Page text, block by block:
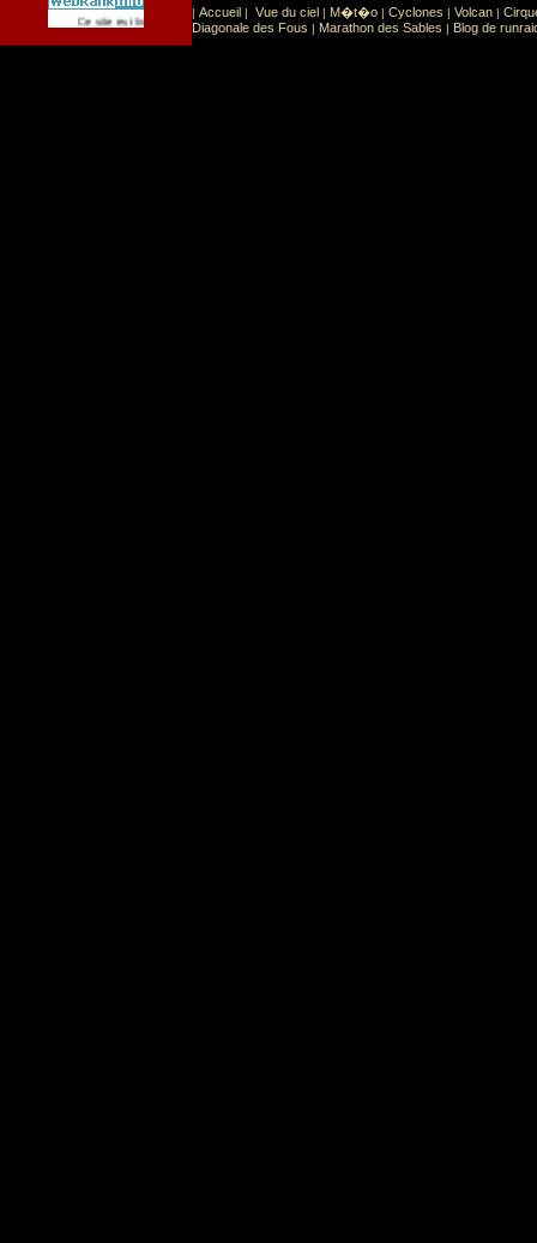
Ce site est list� dans la cat�gorie Sport: Sports extr�mes
| Accueil | Vue du ciel | M�t�o | Cyclones | Volcan |
Diagonale des Fous | Marathon des Sables | Blog de